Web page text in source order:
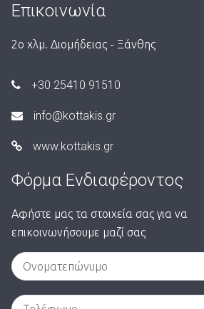
Επικοινωνία
2ο χλμ. Διομήδειας - Ξάνθης
+30 25410 91510
info@kottakis.gr
www.kottakis.gr
Φόρμα Ενδιαφέροντος
Αφήστε μας τα στοιχεία σας για να
επικοινωνήσουμε μαζί σας